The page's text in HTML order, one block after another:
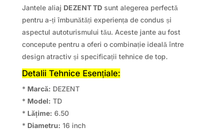
Jantele aliaj DEZENT TDsunt alegerea perfectă
pentru a-ți îmbunătăți experiența de condus și
aspectul autoturismului tău. Aceste jante au fost
concepute pentru a oferi o combinație ideală între
design atractiv și specificații tehnice de top.
Detalii Tehnice Esențiale:
* Marcă: DEZENT
* Model: TD
* Lățime: 6.50
* Diametru: 16 inch